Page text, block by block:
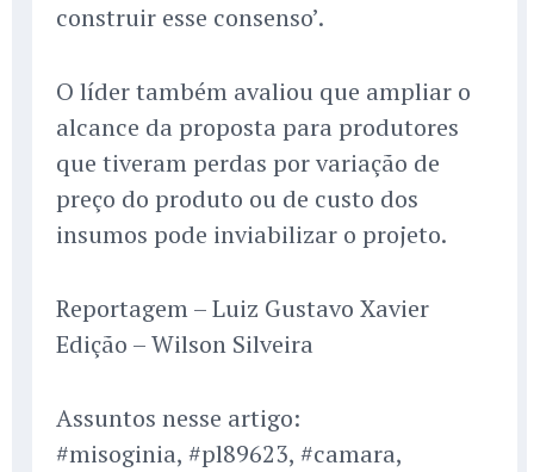
construir esse consenso’.
O líder também avaliou que ampliar o
alcance da proposta para produtores
que tiveram perdas por variação de
preço do produto ou de custo dos
insumos pode inviabilizar o projeto.
Reportagem – Luiz Gustavo Xavier
Edição – Wilson Silveira
Assuntos nesse artigo:
#misoginia, #pl89623, #camara,